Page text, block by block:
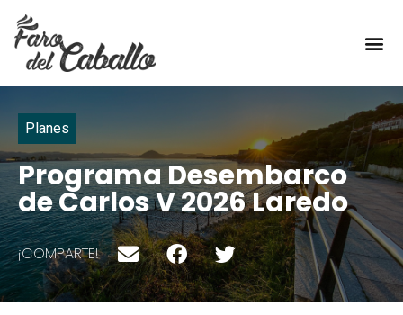
Planes
Programa Desembarco
de Carlos V 2026 Laredo
¡COMPARTE!